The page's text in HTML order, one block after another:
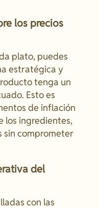
los precios
plato, puedes
estratégica y
tenga un
Esto es
de inflación
los ingredientes,
sin comprometer
del
con las